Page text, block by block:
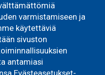
varmistamiseen ja
käytettäviä
sivuston
antamiasi